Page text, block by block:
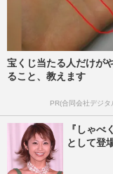
宝くじ当たる人だけが
ること、教えます
PR(合同会社デジ
『しゃべ
として登